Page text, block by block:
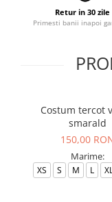
Retur in 30 zile
Primesti banii inapoi
Costum tercot
smarald
150,00
Marime:
XS S M L